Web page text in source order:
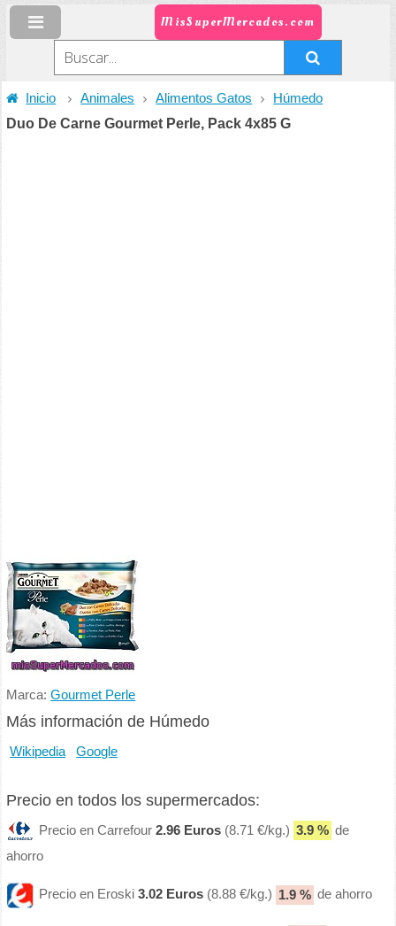
MisSuperMercados.com
Inicio Animales Alimentos Gatos Húmedo
Duo De Carne Gourmet Perle, Pack 4x85 G
Marca:Gourmet Perle
Más información de Húmedo
Wikipedia Google
Precio en todos los supermercados:
Precio en Carrefour2.96 Euros (8.71 €/kg.) 3.9 % de
ahorro
Precio en Eroski3.02 Euros (8.88 €/kg.) 1.9 % de ahorro